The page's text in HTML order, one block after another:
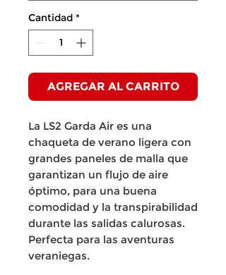
Cantidad *
AGREGAR AL CARRITO
La LS2 Garda Air es una
chaqueta de verano ligera con
grandes paneles de malla que
garantizan un flujo de aire
óptimo, para una buena
comodidad y la transpirabilidad
durante las salidas calurosas.
Perfecta para las aventuras
veraniegas.